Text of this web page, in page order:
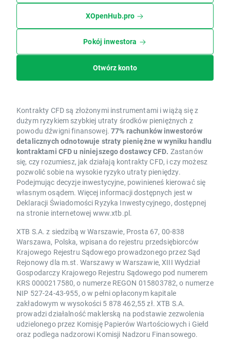
XOpenHub.pro
Pokój inwestora
Otwórz konto
Kontrakty CFD są złożonymi instrumentami i wiążą się z
dużym ryzykiem szybkiej utraty środków pieniężnych z
powodu dźwigni finansowej. 77% rachunków inwestorów
detalicznych odnotowuje straty pieniężne w wyniku handlu
kontraktami CFD u niniejszego dostawcy CFD. Zastanów
się, czy rozumiesz, jak działają kontrakty CFD, i czy możesz
pozwolić sobie na wysokie ryzyko utraty pieniędzy.
Podejmując decyzje inwestycyjne, powinieneś kierować się
własnym osądem. Więcej informacji dostępnych jest w
Deklaracji Świadomości Ryzyka Inwestycyjnego, dostępnej
na stronie internetowej www.xtb.pl.
XTB S.A. z siedzibą w Warszawie, Prosta 67, 00-838
Warszawa, Polska, wpisana do rejestru przedsiębiorców
Krajowego Rejestru Sądowego prowadzonego przez Sąd
Rejonowy dla m.st. Warszawy w Warszawie, XIII Wydział
Gospodarczy Krajowego Rejestru Sądowego pod numerem
KRS 0000217580, o numerze REGON 015803782, o numerze
NIP 527-24-43-955, o w pełni opłaconym kapitale
zakładowym w wysokości 5 878 462,55 zł. XTB S.A.
prowadzi działalność maklerską na podstawie zezwolenia
udzielonego przez Komisję Papierów Wartościowych i Giełd
oraz podlega nadzorowi Komisji Nadzoru Finansowego.